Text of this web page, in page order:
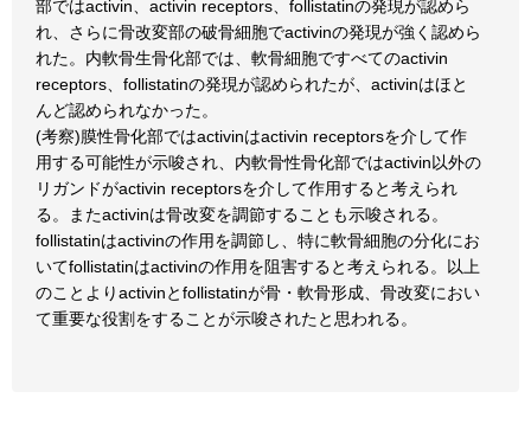
部ではactivin、activin receptors、follistatinの発現が認めら
れ、さらに骨改変部の破骨細胞でactivinの発現が強く認めら
れた。内軟骨生骨化部では、軟骨細胞ですべてのactivin
receptors、follistatinの発現が認められたが、activinはほと
んど認められなかった。
(考察)膜性骨化部ではactivinはactivin receptorsを介して作
用する可能性が示唆され、内軟骨性骨化部ではactivin以外の
リガンドがactivin receptorsを介して作用すると考えられ
る。またactivinは骨改変を調節することも示唆される。
follistatinはactivinの作用を調節し、特に軟骨細胞の分化にお
いてfollistatinはactivinの作用を阻害すると考えられる。以上
のことよりactivinとfollistatinが骨・軟骨形成、骨改変におい
て重要な役割をすることが示唆されたと思われる。